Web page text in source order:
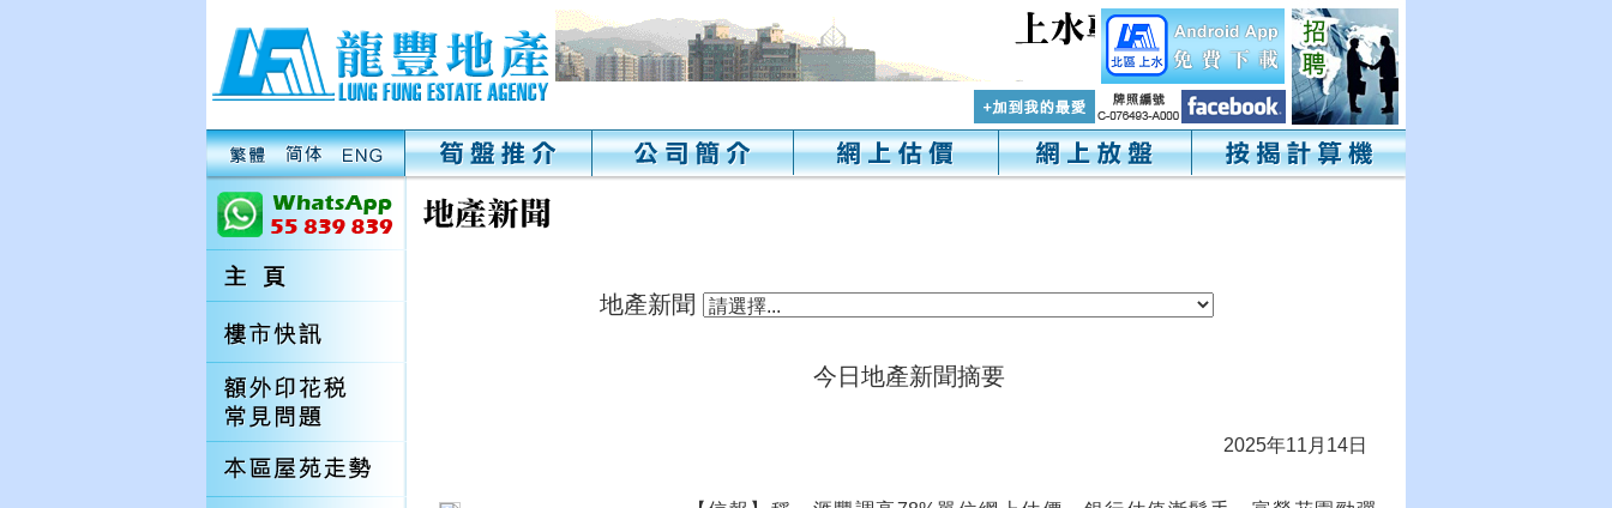
地產新聞
今日地產新聞摘要
2025年11月14日